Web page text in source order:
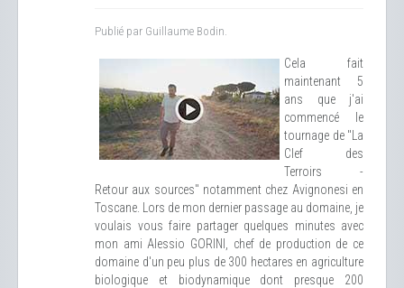
Publié par Guillaume Bodin.
Cela fait
maintenant 5
ans que j'ai
commencé le
tournage de "La
Clef des
Terroirs -
Retour aux sources" notamment chez Avignonesi en
Toscane. Lors de mon dernier passage au domaine, je
voulais vous faire partager quelques minutes avec
mon ami Alessio GORINI, chef de production de ce
domaine d'un peu plus de 300 hectares en agriculture
biologique et biodynamique dont presque 200